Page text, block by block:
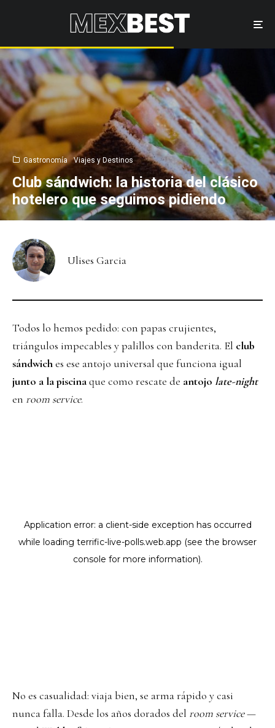
Gastronomía Viajes y Destinos
Club sándwich: la historia del clásico
hotelero que seguimos pidiendo
Ulises Garcia
Todos lo hemos pedido: con papas crujientes,
triángulos impecables y palillos con banderita. El club
sándwiches ese antojo universal que funciona igual
junto a la piscinaque como rescate de antojo late-night
en room service.
No es casualidad: viaja bien, se arma rápido y casi
nunca falla. Desde los años dorados del room service—